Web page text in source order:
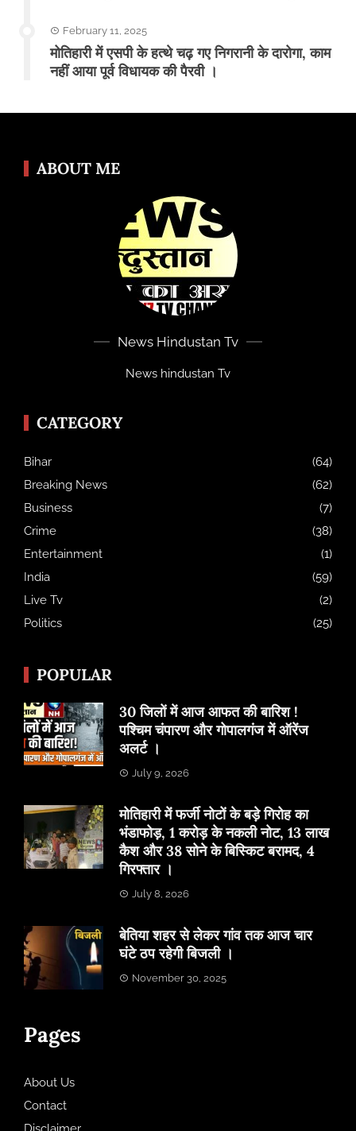
February 11, 2025
मोतिहारी में एसपी के हत्थे चढ़ गए निगरानी के दारोगा, काम
नहीं आया पूर्व विधायक की पैरवी ।
ABOUT ME
News Hindustan Tv
News hindustan Tv
CATEGORY
Bihar
(64)
Breaking News
(62)
Business
(7)
Crime
(38)
Entertainment
(1)
India
(59)
Live Tv
(2)
Politics
(25)
POPULAR
30 जिलों में आज आफत की बारिश !
पश्चिम चंपारण और गोपालगंज में ऑरेंज
अलर्ट ।
July 9, 2026
मोतिहारी में फर्जी नोटों के बड़े गिरोह का
भंडाफोड़, 1 करोड़ के नकली नोट, 13 लाख
कैश और 38 सोने के बिस्किट बरामद, 4
गिरफ्तार ।
July 8, 2026
बेतिया शहर से लेकर गांव तक आज चार
घंटे ठप रहेगी बिजली ।
November 30, 2025
Pages
About Us
Contact